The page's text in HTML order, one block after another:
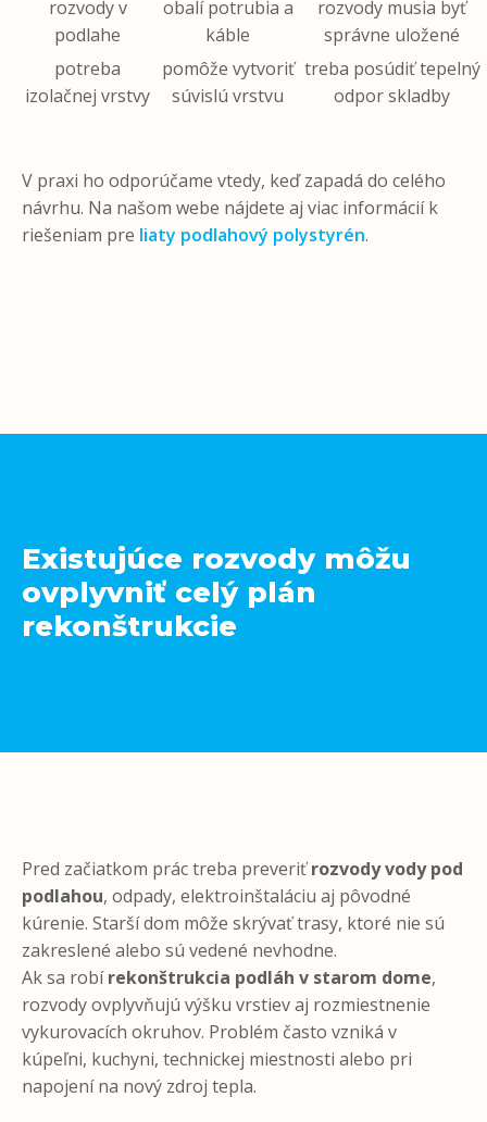
rozvody v
podlahe
obalí potrubia a
káble
rozvody musia byť
správne uložené
potreba
izolačnej vrstvy
pomôže vytvoriť
súvislú vrstvu
treba posúdiť tepelný
odpor skladby
V praxi ho odporúčame vtedy, keď zapadá do celého
návrhu. Na našom webe nájdete aj viac informácií k
riešeniam pre liaty podlahový polystyrén.
Existujúce rozvody môžu
ovplyvniť celý plán
rekonštrukcie
Pred začiatkom prác treba preveriťrozvody vody pod
podlahou, odpady, elektroinštaláciu aj pôvodné
kúrenie. Starší dom môže skrývať trasy, ktoré nie sú
zakreslené alebo sú vedené nevhodne.
Ak sa robírekonštrukcia podláh v starom dome,
rozvody ovplyvňujú výšku vrstiev aj rozmiestnenie
vykurovacích okruhov. Problém často vzniká v
kúpeľni, kuchyni, technickej miestnosti alebo pri
napojení na nový zdroj tepla.